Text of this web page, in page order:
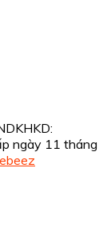
ngày 11 tháng